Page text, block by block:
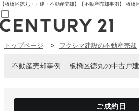
売買部
賃貸部
新規会員登録
トップページ フクシマ建設の不動産売却
不動産売却事例 板橋区徳丸の中古戸建